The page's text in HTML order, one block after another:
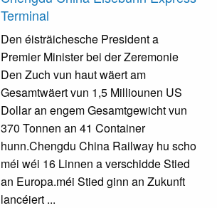
Terminal
Den éisträichesche President a
Premier Minister bei der Zeremonie
Den Zuch vun haut wäert am
Gesamtwäert vun 1,5 Milliounen US
Dollar an engem Gesamtgewicht vun
370 Tonnen an 41 Container
hunn.Chengdu China Railway hu scho
méi wéi 16 Linnen a verschidde Stied
an Europa.méi Stied ginn an Zukunft
lancéiert ...